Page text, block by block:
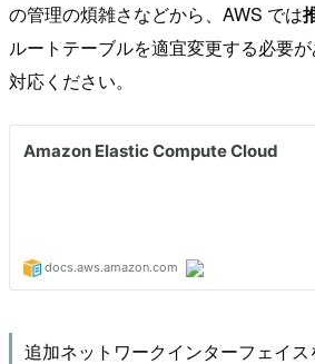
の管理の煩雑さなどから、AWS では
ルートテーブルを適宜変更する必要
対応ください。
追加ネットワークインターフェイス